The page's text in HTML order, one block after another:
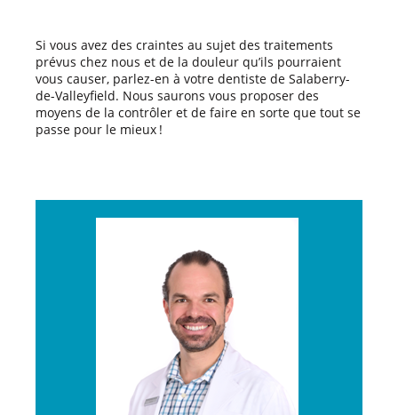
Si vous avez des craintes au sujet des traitements
prévus chez nous et de la douleur qu’ils pourraient
vous causer, parlez-en à votre dentiste de Salaberry-
de-Valleyfield. Nous saurons vous proposer des
moyens de la contrôler et de faire en sorte que tout se
passe pour le mieux !